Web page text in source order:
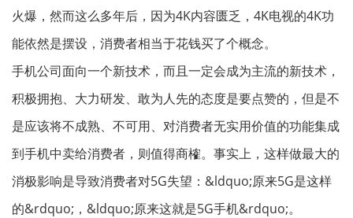
火爆，然而这么多年后，因为4K内容匮乏，4K电视的4K功
能依然是摆设，消费者相当于花钱买了个概念。
手机公司面向一个新技术，而且一定会成为主流的新技术，
积极拥抱、大力研发、敢为人先的态度是要点赞的，但是不
是应该将不成熟、不可用、对消费者无实用价值的功能集成
到手机中卖给消费者，则值得商榷。事实上，这样做最大的
消极影响是导致消费者对5G失望：&ldquo;原来5G是这样
的&rdquo;，&ldquo;原来这就是5G手机&rdquo;。